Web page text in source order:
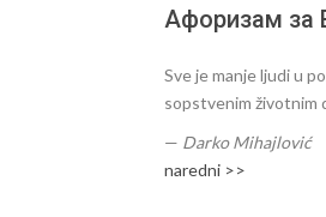
Афоризам за
Sve je manje ljudi u
sopstvenim životnim
— Darko Mihajlović
naredni >>